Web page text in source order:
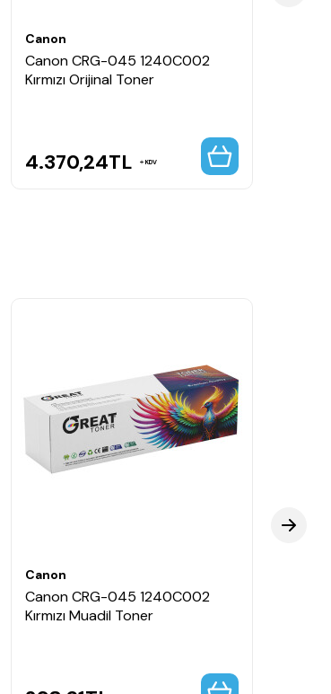
Canon
Canon CRG-045 1240C002
Kırmızı Orijinal Toner
4.370,24TL KDV
Canon
Canon CRG-045 1240C002
Kırmızı Muadil Toner